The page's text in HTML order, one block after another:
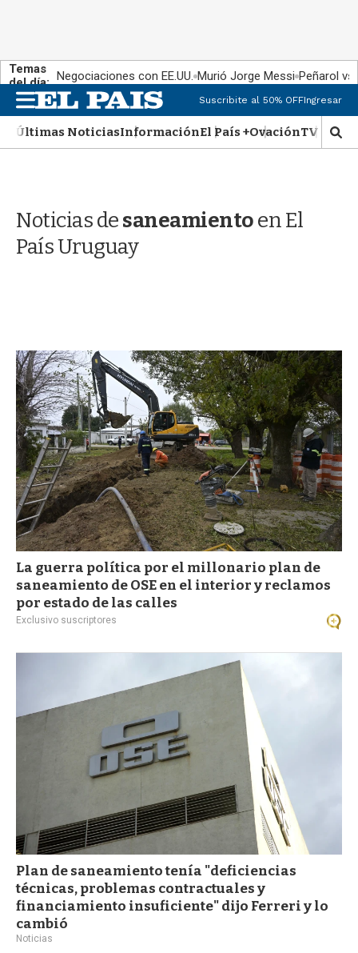
Temas
del día: Negociaciones con EE.UU. Murió Jorge Messi Peñarol
M
e
n
u
Suscribite al 50% OFFIngresar
Últimas NoticiasInformaciónEl País +OvaciónTV Show
M
o
d
a
Noticias desaneamientoen El
País Uruguay
La guerra política por el millonario plan de
saneamiento de OSE en el interior y reclamos
por estado de las calles
Exclusivo suscriptores
Plan de saneamiento tenía "deficiencias
técnicas, problemas contractuales y
financiamiento insuficiente" dijo Ferreri y lo
cambió
Noticias